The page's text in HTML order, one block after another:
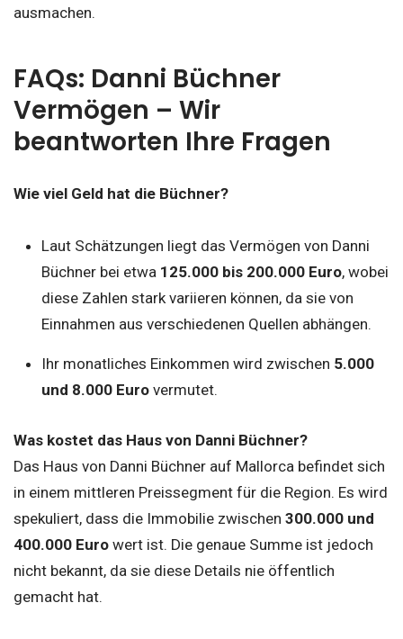
ausmachen.
FAQs: Danni Büchner
Vermögen – Wir
beantworten Ihre Fragen
Wie viel Geld hat die Büchner?
Laut Schätzungen liegt das Vermögen von Danni
Büchner bei etwa 125.000 bis 200.000 Euro, wobei
diese Zahlen stark variieren können, da sie von
Einnahmen aus verschiedenen Quellen abhängen.
Ihr monatliches Einkommen wird zwischen 5.000
und 8.000 Eurovermutet.
Was kostet das Haus von Danni Büchner?
Das Haus von Danni Büchner auf Mallorca befindet sich
in einem mittleren Preissegment für die Region. Es wird
spekuliert, dass die Immobilie zwischen 300.000 und
400.000 Euro wert ist. Die genaue Summe ist jedoch
nicht bekannt, da sie diese Details nie öffentlich
gemacht hat.